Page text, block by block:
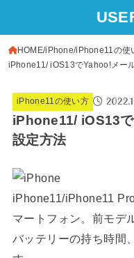
HOME iPhone iPhone11の使
iPhone11/ iOS13でYahoo!メー
iPhone11の使い方
iPhone11/ iOS13
設定方法
iPhone11/iPhone11
マートフォン。前モデ
バッテリーの持ち時間